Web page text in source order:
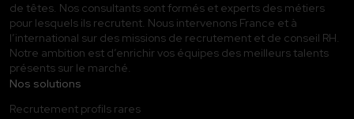
de têtes. Nos consultants sont formés et experts des métiers
pour lesquels ils recrutent. Nous intervenons France et à
l’international sur des missions de recrutement et de conseil RH.
Notre ambition est d’enrichir vos équipes des meilleurs talents
présents sur le marché.
Nos solutions
Recrutement profils rares